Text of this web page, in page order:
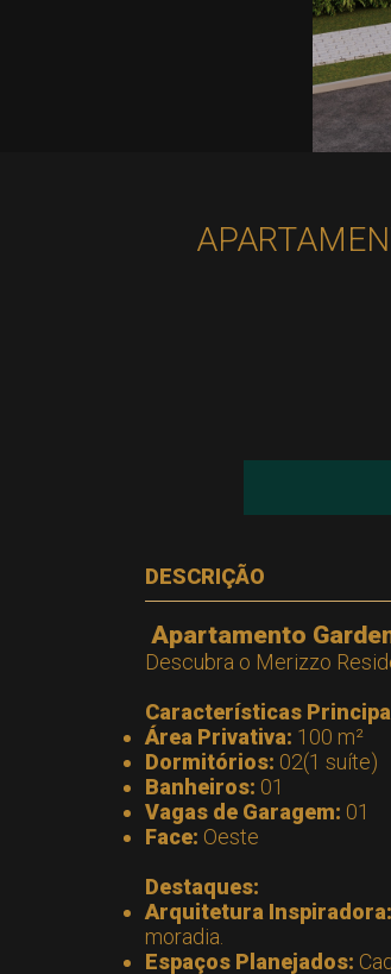
DESCRIÇÃO
Apartamento
Descubra o Merizzo
Características
Área Privativa: 100 m²
Dormitórios: 02(1 suíte)
Banheiros: 01
Vagas de Garagem: 01
Face: Oeste
Destaques:
Arquitetura Inspiradora:
moradia.
Espaços Planejados: